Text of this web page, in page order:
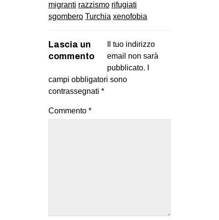
migranti razzismo rifugiati
sgombero Turchia xenofobia
Lascia un
commento
Il tuo indirizzo
email non sarà
pubblicato.
campi obbligatori sono
contrassegnati *
Commento *